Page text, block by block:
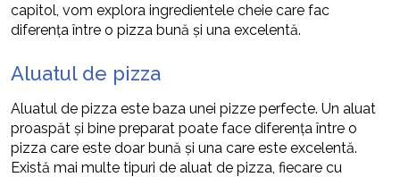
capitol, vom explora ingredientele cheie care fac
diferența între o pizza bună și una excelentă.
Aluatul de pizza
Aluatul de pizza este baza unei pizze perfecte. Un aluat
proaspăt și bine preparat poate face diferența între o
pizza care este doar bună și una care este excelentă.
Există mai multe tipuri de aluat de pizza, fiecare cu